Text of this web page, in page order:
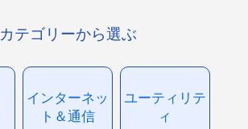
カテゴリーから選ぶ
インターネッ
ト＆通信
ユーティリテ
ィ